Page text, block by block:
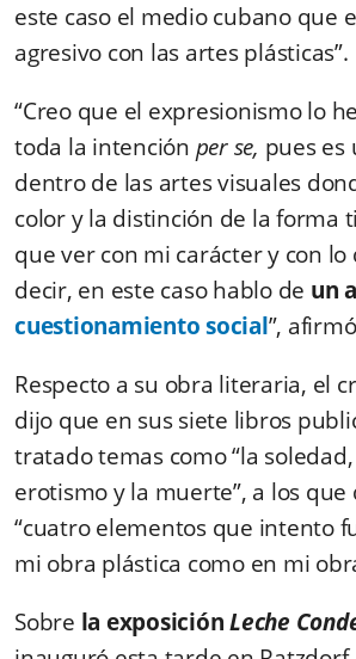
este caso el medio cubano que
agresivo con las artes plásticas”.
“Creo que el expresionismo lo
toda la intención per se, pues es
dentro de las artes visuales
color y la distinción de la forma
que ver con mi carácter y con
decir, en este caso hablo de un
cuestionamiento social”,
Respecto a su obra literaria, el
dijo que en sus siete libros
tratado temas como “la
erotismo y la muerte”, a los
“cuatro elementos que intento
mi obra plástica como en mi
Sobre la exposiciónLeche